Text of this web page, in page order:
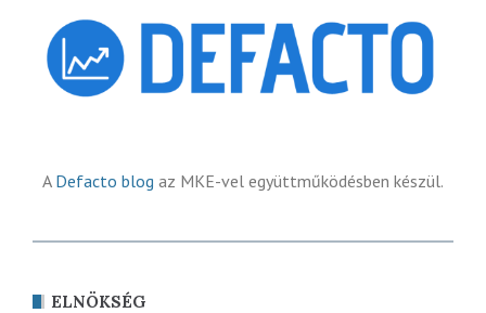
A Defacto blog az MKE-vel együttműködésben készül.
ELNÖKSÉG